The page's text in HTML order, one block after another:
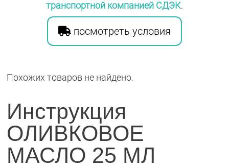
транспортной компанией СДЭК.
посмотреть условия
Похожих товаров не найдено.
Инструкция
ОЛИВКОВОЕ
МАСЛО 25 МЛ